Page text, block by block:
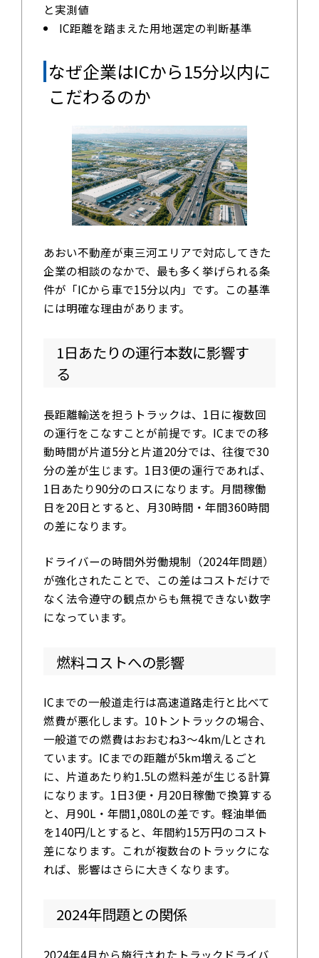
と実測値
IC距離を踏まえた用地選定の判断基準
なぜ企業はICから15分以内に
こだわるのか
あおい不動産が東三河エリアで対応してきた
企業の相談のなかで、最も多く挙げられる条
件が「ICから車で15分以内」です。この基準
には明確な理由があります。
1日あたりの運行本数に影響す
る
長距離輸送を担うトラックは、1日に複数回
の運行をこなすことが前提です。ICまでの移
動時間が片道5分と片道20分では、往復で30
分の差が生じます。1日3便の運行であれば、
1日あたり90分のロスになります。月間稼働
日を20日とすると、月30時間・年間360時間
の差になります。
ドライバーの時間外労働規制（2024年問題）
が強化されたことで、この差はコストだけで
なく法令遵守の観点からも無視できない数字
になっています。
燃料コストへの影響
ICまでの一般道走行は高速道路走行と比べて
燃費が悪化します。10トントラックの場合、
一般道での燃費はおおむね3〜4km/Lとされ
ています。ICまでの距離が5km増えるごと
に、片道あたり約1.5Lの燃料差が生じる計算
になります。1日3便・月20日稼働で換算する
と、月90L・年間1,080Lの差です。軽油単価
を140円/Lとすると、年間約15万円のコスト
差になります。これが複数台のトラックにな
れば、影響はさらに大きくなります。
2024年問題との関係
2024年4月から施行されたトラックドライバ